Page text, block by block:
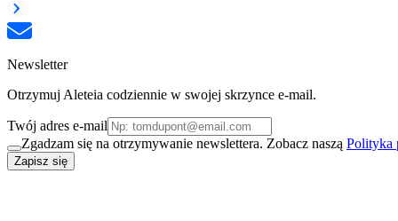
Newsletter
Otrzymuj Aleteia codziennie w swojej skrzynce e-mail.
Twój adres e-mail
Zgadzam się na otrzymywanie newslettera. Zobacz naszą Polityka
Zapisz się